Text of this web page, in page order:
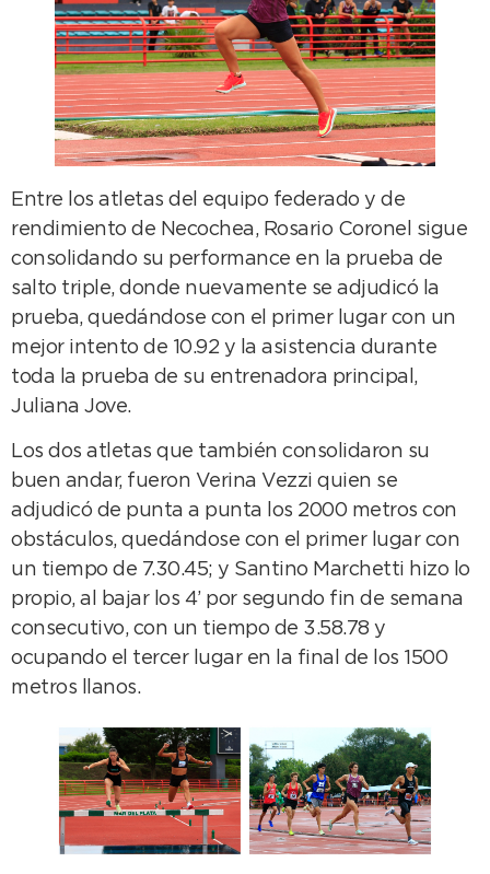
Entre los atletas del equipo federado y de
rendimiento de Necochea, Rosario Coronel sigue
consolidando su performance en la prueba de
salto triple, donde nuevamente se adjudicó la
prueba, quedándose con el primer lugar con un
mejor intento de 10.92 y la asistencia durante
toda la prueba de su entrenadora principal,
Juliana Jove.
Los dos atletas que también consolidaron su
buen andar, fueron Verina Vezzi quien se
adjudicó de punta a punta los 2000 metros con
obstáculos, quedándose con el primer lugar con
un tiempo de 7.30.45; y Santino Marchetti hizo lo
propio, al bajar los 4’ por segundo fin de semana
consecutivo, con un tiempo de 3.58.78 y
ocupando el tercer lugar en la final de los 1500
metros llanos.